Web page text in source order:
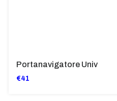
Portanavigatore Univ
€41